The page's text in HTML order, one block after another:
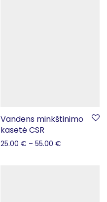
Vandens minkštinimo
kasetė CSR
25.00 € – 55.00 €